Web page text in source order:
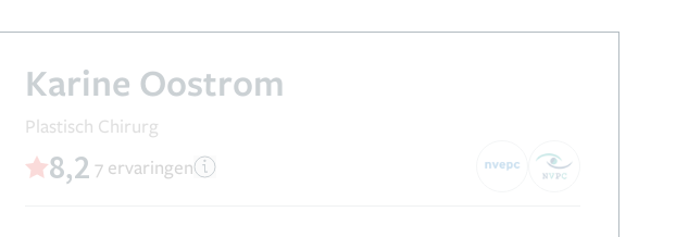
Karine Oostrom
Plastisch Chirurg
8,2 7 ervaringen